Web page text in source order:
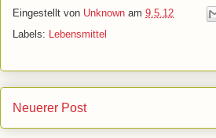
Eingestellt von Unknown am 9.5.12
Labels: Lebensmittel
Neuerer Post